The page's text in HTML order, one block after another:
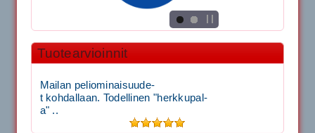
Tuotearvioinnit
Mailan peliominaisuude-
t kohdallaan. Todellinen "herkkupal-
a" ..